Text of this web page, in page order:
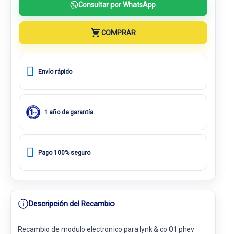
Consultar por WhatsApp
COMPRAR
Envío rápido
1 año de garantía
Pago 100% seguro
Descripción del Recambio
Recambio de modulo electronico para lynk & co 01 phev